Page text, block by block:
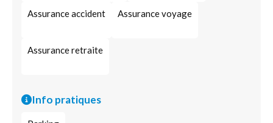
Assurance accident Assurance voyage
Assurance retraite
Info pratiques